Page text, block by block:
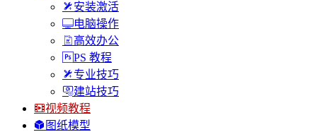
安装激活
电脑操作
高效办公
PS 教程
专业技巧
建站技巧
视频教程
图纸模型